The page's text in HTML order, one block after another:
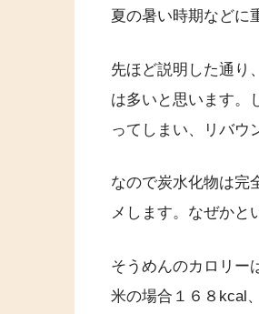
夏の暑い時期などに
先ほど説明した通り
は多いと思います。
ってしまい、リバウ
なので炭水化物は完
メします。なぜかと
そうめんのカロリー
米の場合１６８kcal